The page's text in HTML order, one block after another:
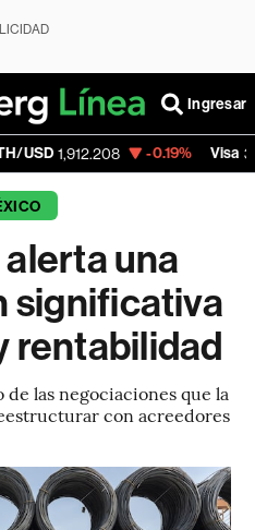
Ingresar
-0.19% Visa 367.77 -
una
significativa
rentabilidad
las negociaciones que la
con acreedores